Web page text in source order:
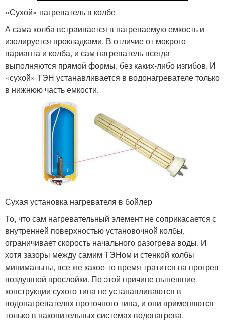
«Сухой» нагреватель в колбе
А сама колба встраивается в нагреваемую емкость и
изолируется прокладками. В отличие от мокрого
варианта и колба, и сам нагреватель всегда
выполняются прямой формы, без каких-либо изгибов. И
«сухой» ТЭН устанавливается в водонагревателе только
в нижнюю часть емкости.
Сухая установка нагревателя в бойлер
То, что сам нагревательный элемент не соприкасается с
внутренней поверхностью установочной колбы,
ограничивает скорость начального разогрева воды. И
хотя зазоры между самим ТЭНом и стенкой колбы
минимальны, все же какое-то время тратится на прогрев
воздушной прослойки. По этой причине нынешние
конструкции сухого типа не устанавливаются в
водонагревателях проточного типа, и они применяются
только в накопительных системах водонагрева.